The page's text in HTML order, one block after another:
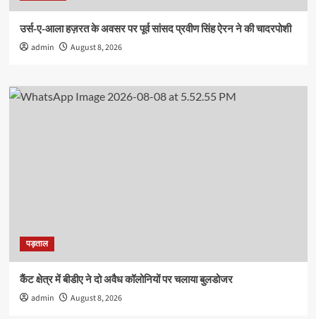
उर्स-ए-आला हज़रत के अवसर पर पूर्व सांसद प्रवीण सिंह ऐरन ने की चादरपोशी
admin August 8, 2026
पड़ताल
कैंट क्षेत्र में बीडीए ने दो अवैध कॉलोनियों पर चलाया बुलडोजर
admin August 8, 2026